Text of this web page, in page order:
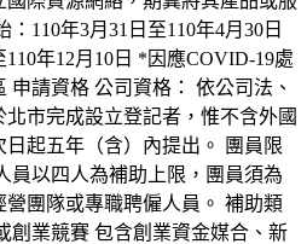
110年3月31日至110年4月30日
年12月10日 *因應COVID-19處
申請資格 公司資格： 依公司法、
市完成設立登記者，惟不含外國
起五年（含）內提出。 團員限
員以四人為補助上限，團員須為
團隊或專職聘僱人員。 補助類
創業競賽 包含創業資金媒合、新